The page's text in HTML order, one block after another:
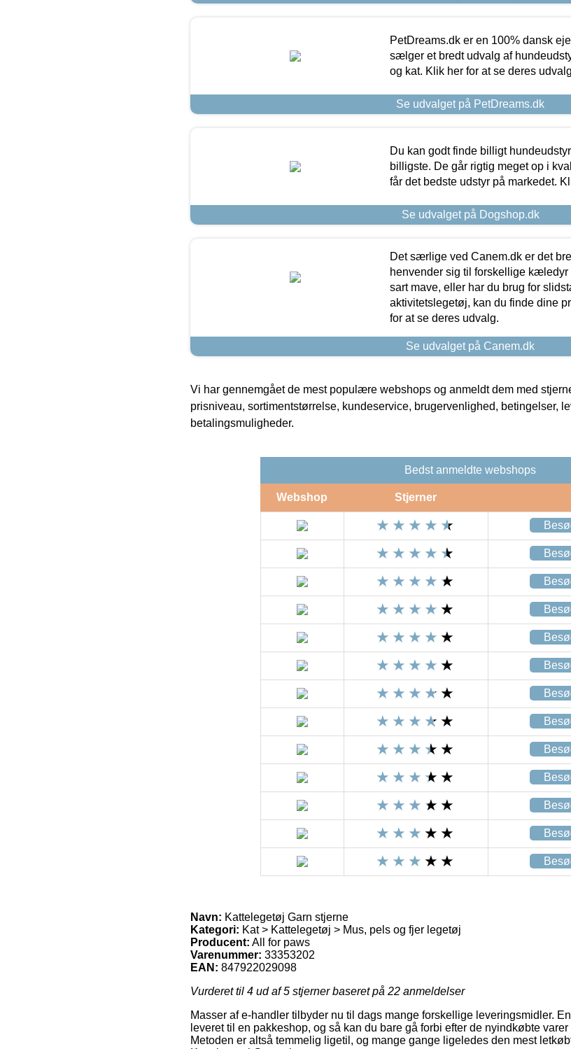
PetDreams.dk er en 100% dansk
sælger et bredt udvalg af
og kat. Klik her for at se deres
Se udvalget på PetDreams.dk
Du kan godt finde billigt
billigste. De går rigtig meget op i
får det bedste udstyr på markedet.
Se udvalget på Dogshop.dk
Det særlige ved Canem.dk er det
henvender sig til forskellige
sart mave, eller har du brug for
aktivitetslegetøj, kan du finde dine
for at se deres udvalg.
Se udvalget på Canem.dk
Vi har gennemgået de mest populære webshops og anmeldt dem med
prisniveau, sortimentstørrelse, kundeservice, brugervenlighed, betingelser,
betalingsmuligheder.
Bedst anmeldte webshops
Webshop Stjerner
Navn: Kattelegetøj Garn stjerne
Kategori: Kat > Kattelegetøj > Mus, pels og fjer legetøj
Producent: All for paws
Varenummer: 33353202
EAN: 847922029098
Vurderet til 4 ud af 5 stjerner baseret på 22 anmeldelser
Masser af e-handler tilbyder nu til dags mange forskellige leveringsmidler.
leveret til en pakkeshop, og så kan du bare gå forbi efter de nyindkøbte
Metoden er altså temmelig ligetil, og mange gange ligeledes den mest